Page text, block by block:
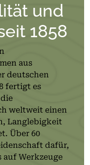
und
1858
aus
deutschen
fertigt es
weltweit einen
Langlebigkeit
Über 60
dafür,
Werkzeuge